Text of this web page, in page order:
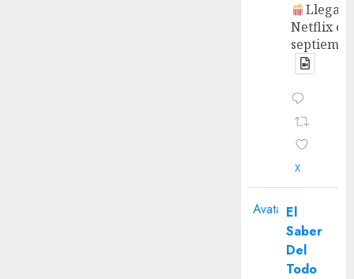
Llega a
Netflix en
X
Avatar El
Saber
Del
Todo